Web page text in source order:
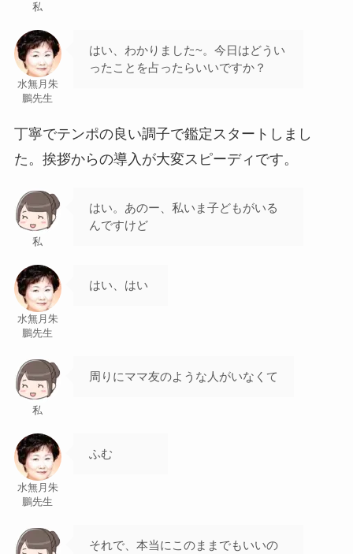
私
水無月朱
鵬先生
はい、わかりました~。今日はどうい
ったことを占ったらいいですか？
丁寧でテンポの良い調子で鑑定スタートしまし
た。挨拶からの導入が大変スピーディです。
私
はい。あのー、私いま子どもがいる
んですけど
水無月朱
鵬先生
はい、はい
私
周りにママ友のような人がいなくて
水無月朱
鵬先生
ふむ
それで、本当にこのままでもいいの